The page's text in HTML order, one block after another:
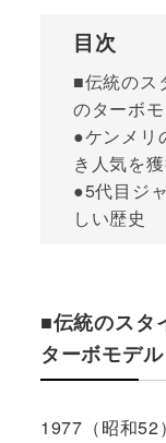
目次
■伝統のス
のターボ
●ケンメリ
き人気を
●5代目ジ
しい歴史
■伝統のスタ
ターボモデ
1977（昭和52